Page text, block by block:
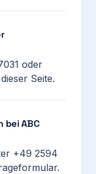
oder
Seite.
bei ABC
+49 2594